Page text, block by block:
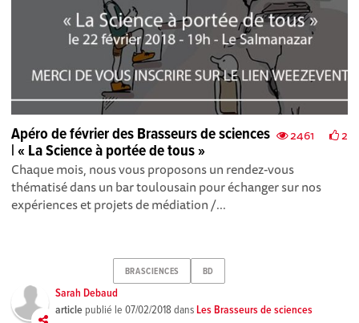
2461 2
Apéro de février des Brasseurs de sciences
| « La Science à portée de tous »
Chaque mois, nous vous proposons un rendez-vous
thématisé dans un bar toulousain pour échanger sur nos
expériences et projets de médiation /...
BRASCIENCES BD
Sarah Debaud
article publié le07/02/2018 dansLes Brasseurs de sciences